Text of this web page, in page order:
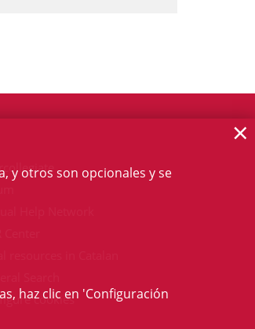
cookies
y otros son opcionales y se
haz clic en 'Configuración
×